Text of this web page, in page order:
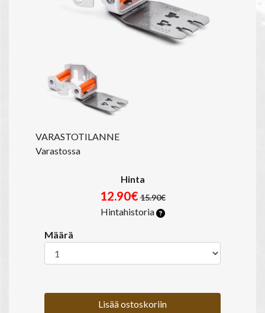
VARASTOTILANNE
Varastossa
Hinta
12.90€ 15.90€
Hintahistoria
Määrä
Lisää ostoskoriin